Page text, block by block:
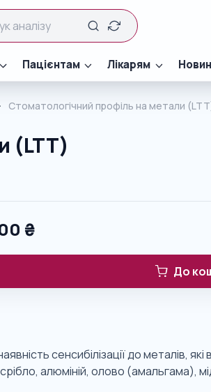
Пацієнтам Лікарям
Стоматологічний профіль на метали
(LTT)
₴
До
сенсибілізації до металів,
алюміній, олово (амальгама),